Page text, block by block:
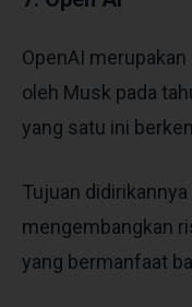
OpenAI
oleh Musk pada
yang satu ini
Tujuan
mengembangkan
yang bermanfaat